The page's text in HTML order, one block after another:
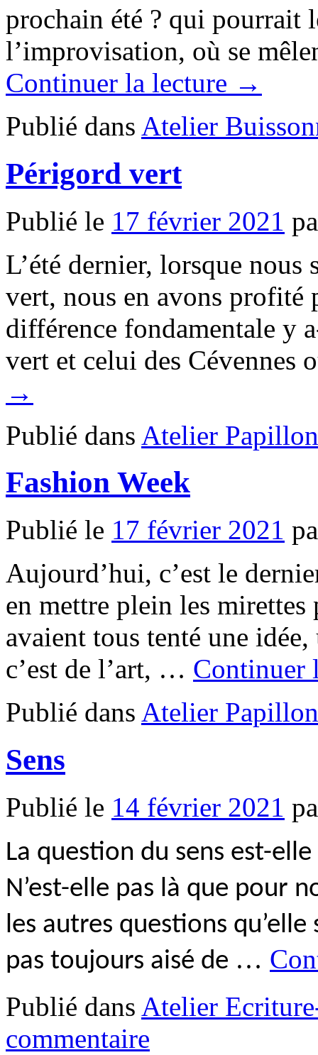
prochain été ? qui pourrait
l’improvisation, où se
Continuer la lecture →
Publié dans Atelier
Périgord vert
Publié le 17 février 2021
L’été dernier, lorsque nous
vert, nous en avons profité
différence fondamentale y
vert et celui des
→
Publié dans Atelier Papillon
Fashion Week
Publié le 17 février 2021
Aujourd’hui, c’est le
en mettre plein les
avaient tous tenté une
c’est de l’art, …
Publié dans Atelier Papillon
Sens
Publié le 14 février 2021
La question du sens est-
N’est-elle pas là que pour
les autres questions
pas toujours aisé de …
Publié dans Atelier
commentaire